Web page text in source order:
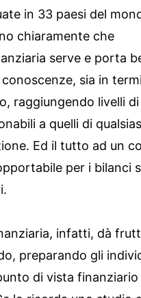
in 33 paesi del
chiaramente che
serve e porta
sia in
raggiungendo livelli di
a quelli di
Ed il tutto ad un
per i bilanci
infatti, dà
preparando gli
di vista finanziario